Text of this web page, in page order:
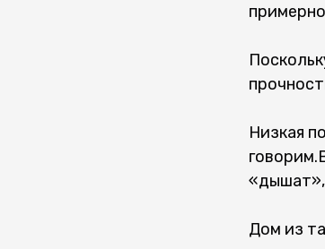
Низкая
«дышат»,
Дом из